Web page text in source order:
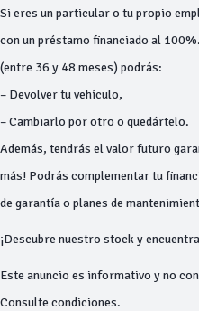
Si eres un particular o tu propio
con un préstamo financiado al
(entre 36 y 48 meses) podrás:
– Devolver tu vehículo,
– Cambiarlo por otro o quedártelo.
Además, tendrás el valor futuro
más! Podrás complementar tu
de garantía o planes de
¡Descubre nuestro stock y
Este anuncio es informativo y no
Consulte condiciones.